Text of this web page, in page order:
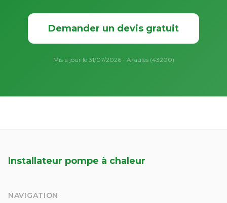
Demander un devis gratuit
Mis à jour le 31/07/2026 - Araules (43200)
Installateur pompe à chaleur
NAVIGATION